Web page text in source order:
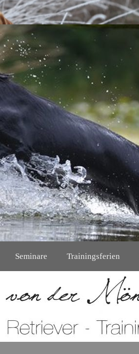
Seminare Trainingsferien